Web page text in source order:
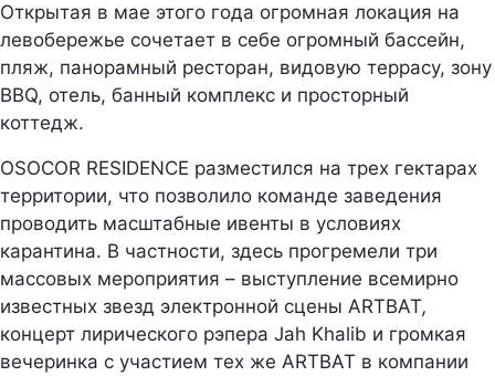
Открытая в мае этого года огромная локация на
левобережье сочетает в себе огромный бассейн,
пляж, панорамный ресторан, видовую террасу, зону
BBQ, отель, банный комплекс и просторный
коттедж.
OSOCOR RESIDENCE разместился на трех гектарах
территории, что позволило команде заведения
проводить масштабные ивенты в условиях
карантина. В частности, здесь прогремели три
массовых мероприятия – выступление всемирно
известных звезд электронной сцены ARTBAT,
концерт лирического рэпера Jah Khalib и громкая
вечеринка с участием тех же ARTBAT в компании